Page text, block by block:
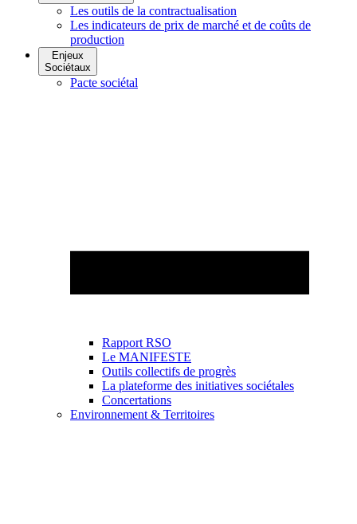
Les outils de la contractualisation
Les indicateurs de prix de marché et de coûts de
production
Enjeux
Sociétaux
Pacte sociétal
Rapport RSO
Le MANIFESTE
Outils collectifs de progrès
La plateforme des initiatives sociétales
Concertations
Environnement & Territoires